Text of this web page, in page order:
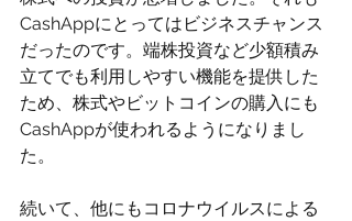
CashAppにとってはビジネスチャンス
だったのです。端株投資など少額積み
立てでも利用しやすい機能を提供した
ため、株式やビットコインの購入にも
CashAppが使われるようになりまし
た。
続いて、他にもコロナウイルスによる